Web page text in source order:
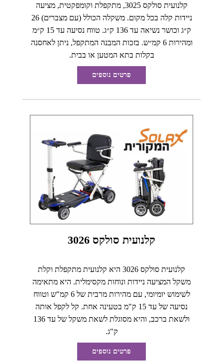
קלנועית סולקס 3025, מתקפלת וקומפקטית, מציעה
ניידות קלה בכל מקום. משקלה הכולל (עם מצברים) 26
ק״ג וכושר נשיאה עד 136 ק״ג. טווח נסיעה עד 15 ק״מ
ומהירות 6 קמ״ש. בזכות המבנה המתקפל, ניתן לאחסנה
בקלות בתא המטען או בבית.
פרטים נוספים
קלנועית סולקס 3026
קלנועית סולקס 3026 היא קלנועית מתקפלת וקלת
משקל המציעה ניידות ונוחות מקסימלית. היא מתאימה
לשימוש יומיומי, עם מהירות מרבית של 6 קמ"ש וטווח
נסיעה של עד 15 ק"מ בטעינה אחת. קל לקפל אותה
ולשאת ברכב, והיא מסוגלת לשאת משקל של עד 136
ק"ג.
פרטים נוספים